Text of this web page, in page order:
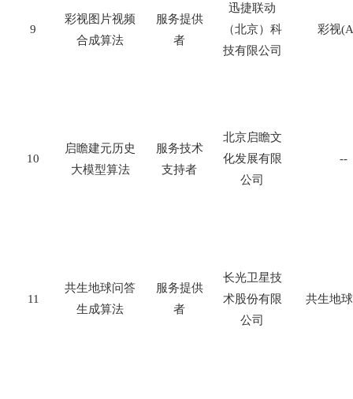
9
彩视图片视频
合成算法
服务提供
者
迅捷联动
（北京）科
技有限公司
彩视
10
启瞻建元历史
大模型算法
服务技术
支持者
北京启瞻文
化发展有限
公司
--
11
共生地球问答
生成算法
服务提供
者
长光卫星技
术股份有限
公司
共生地球